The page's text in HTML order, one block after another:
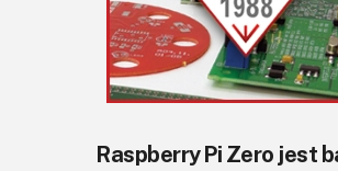
Raspberry Pi Zero jest